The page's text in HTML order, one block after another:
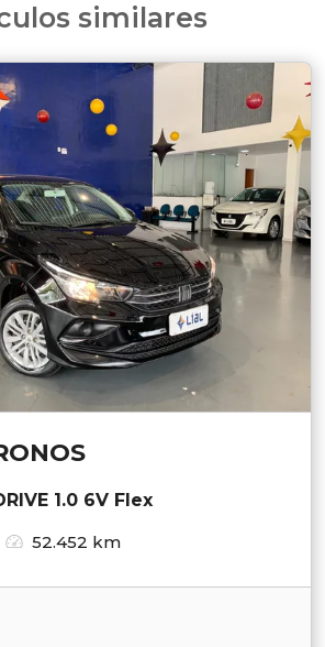
similares
1.0 6V Flex
52.452 km